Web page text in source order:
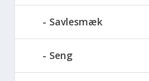
Savlesmæk
Seng